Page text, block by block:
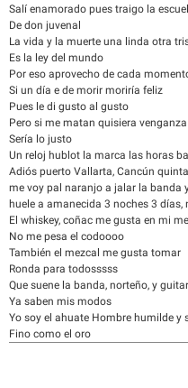
Salí enamorado pues traigo la
De don juvenal
La vida y la muerte una linda otra
Es la ley del mundo
Por eso aprovecho de cada
Si un día e de morir moriría feliz
Pues le di gusto al gusto
Pero si me matan quisiera venganza
Sería lo justo
Un reloj hublot la marca las horas
Adiós puerto Vallarta, Cancún
me voy pal naranjo a jalar la banda
huele a amanecida 3 noches 3 días,
El whiskey, coñac me gusta en mi
No me pesa el codoooo
También el mezcal me gusta tomar
Ronda para todosssss
Que suene la banda, norteño, y
Ya saben mis modos
Yo soy el ahuate Hombre humilde y
Fino como el oro